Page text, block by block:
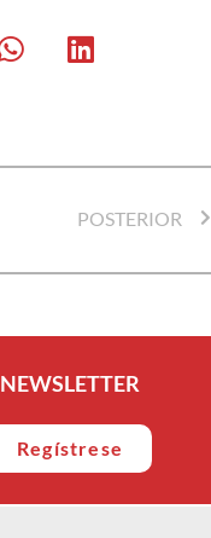
POSTERIOR
NEWSLETTER
Regístrese